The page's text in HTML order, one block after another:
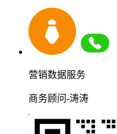
营销数据服务
商务顾问-涛涛